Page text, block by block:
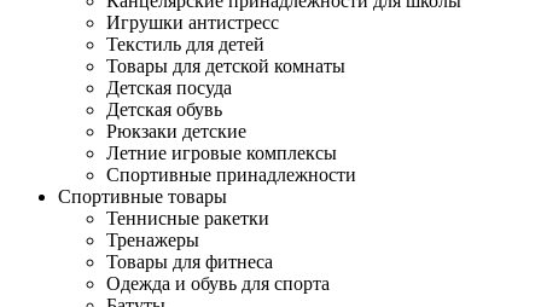
Игрушки антистресс
Текстиль для детей
Товары для детской комнаты
Детская посуда
Детская обувь
Рюкзаки детские
Летние игровые комплексы
Спортивные принадлежности
Спортивные товары
Теннисные ракетки
Тренажеры
Товары для фитнеса
Одежда и обувь для спорта